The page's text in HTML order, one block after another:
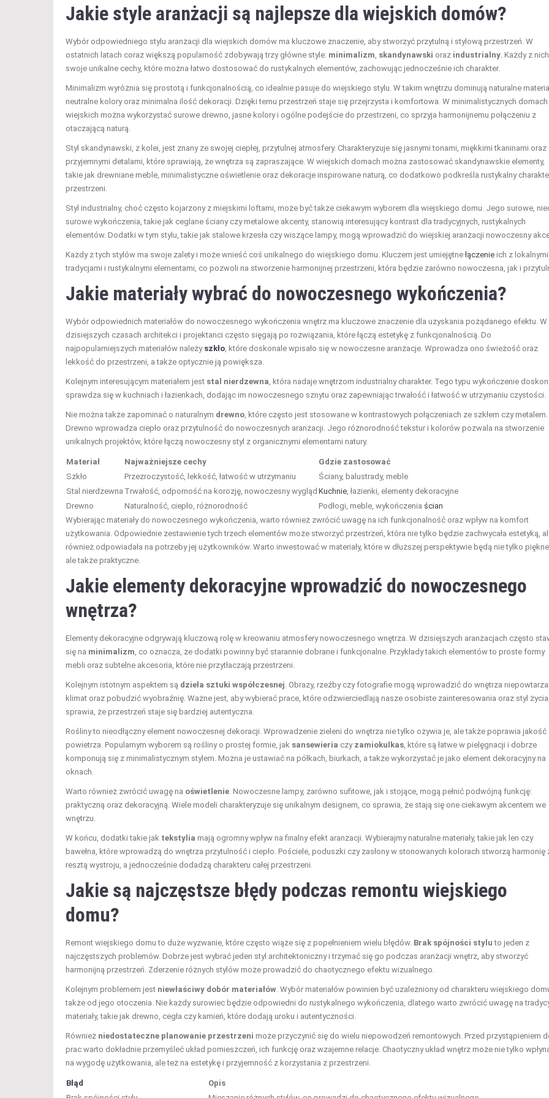
Jakie style aranżacji są najlepsze dla wiejskich domów?
Wybór odpowiedniego stylu aranżacji dla wiejskich domów ma kluczowe znaczenie, aby stworzyć przytulną i stylową przestrzeń. W
ostatnich latach coraz większą popularność zdobywają trzy główne style: minimalizm skandynawski oraz industrialny . Każdy z
swoje unikalne cechy, które można łatwo dostosować do rustykalnych elementów, zachowując jednocześnie ich charakter.
Minimalizm wyróżnia się prostotą i funkcjonalnością, co idealnie pasuje do wiejskiego stylu. W takim wnętrzu dominują naturalne
neutralne kolory oraz minimalna ilość dekoracji. Dzięki temu przestrzeń staje się przejrzysta i komfortowa. W minimalistycznych domach
wiejskich można wykorzystać surowe drewno, jasne kolory i ogólne podejście do przestrzeni, co sprzyja harmonijnemu połączeniu z
otaczającą naturą.
Styl skandynawski, z kolei, jest znany ze swojej ciepłej, przytulnej atmosfery. Charakteryzuje się jasnymi tonami, miękkimi tkaninami oraz
przyjemnymi detalami, które sprawiają, że wnętrza są zapraszające. W wiejskich domach można zastosować skandynawskie elementy,
takie jak drewniane meble, minimalistyczne oświetlenie oraz dekoracje inspirowane naturą, co dodatkowo podkreśla rustykalny
przestrzeni.
Styl industrialny, choć często kojarzony z miejskimi loftami, może być także ciekawym wyborem dla wiejskiego domu. Jego surowe,
surowe wykończenia, takie jak ceglane ściany czy metalowe akcenty, stanowią interesujący kontrast dla tradycyjnych, rustykalnych
elementów. Dodatki w tym stylu, takie jak stalowe krzesła czy wiszące lampy, mogą wprowadzić do wiejskiej aranżacji nowoczesny
Każdy z tych stylów ma swoje zalety i może wnieść coś unikalnego do wiejskiego domu. Kluczem jest umiejętne łączenie ich z lokalnymi
tradycjami i rustykalnymi elementami, co pozwoli na stworzenie harmonijnej przestrzeni, która będzie zarówno nowoczesna, jak i
Jakie materiały wybrać do nowoczesnego wykończenia?
Wybór odpowiednich materiałów do nowoczesnego wykończenia wnętrz ma kluczowe znaczenie dla uzyskania pożądanego efektu. W
dzisiejszych czasach architekci i projektanci często sięgają po rozwiązania, które łączą estetykę z funkcjonalnością. Do
najpopularniejszych materiałów należy szkło , które doskonale wpisało się w nowoczesne aranżacje. Wprowadza ono świeżość oraz
lekkość do przestrzeni, a także optycznie ją powiększa.
Kolejnym interesującym materiałem jest stal nierdzewna , która nadaje wnętrzom industrialny charakter. Tego typu wykończenie
sprawdza się w kuchniach i łazienkach, dodając im nowoczesnego sznytu oraz zapewniając trwałość i łatwość w utrzymaniu czystości.
Nie można także zapominać o naturalnym drewno , które często jest stosowane w kontrastowych połączeniach ze szkłem czy metalem.
Drewno wprowadza ciepło oraz przytulność do nowoczesnych aranżacji. Jego różnorodność tekstur i kolorów pozwala na stworzenie
unikalnych projektów, które łączą nowoczesny styl z organicznymi elementami natury.
Materiał Najważniejsze cechy
Gdzie zastosować
Szkło
Przezroczystość, lekkość, łatwość w utrzymaniu
Ściany, balustrady, meble
Stal nierdzewna Trwałość, odporność na korozję, nowoczesny wygląd Kuchnie , łazienki, elementy dekoracyjne
Drewno
Naturalność, ciepło, różnorodność Podłogi, meble, wykończenia ścian
Wybierając materiały do nowoczesnego wykończenia, warto również zwrócić uwagę na ich funkcjonalność oraz wpływ na komfort
użytkowania. Odpowiednie zestawienie tych trzech elementów może stworzyć przestrzeń, która nie tylko będzie zachwycała estetyką,
również odpowiadała na potrzeby jej użytkowników. Warto inwestować w materiały, które w dłuższej perspektywie będą nie tylko
ale także praktyczne.
Jakie elementy dekoracyjne wprowadzić do nowoczesnego
wnętrza?
Elementy dekoracyjne odgrywają kluczową rolę w kreowaniu atmosfery nowoczesnego wnętrza. W dzisiejszych aranżacjach często
się na minimalizm , co oznacza, że dodatki powinny być starannie dobrane i funkcjonalne. Przykłady takich elementów to proste formy
mebli oraz subtelne akcesoria, które nie przytłaczają przestrzeni.
Kolejnym istotnym aspektem są dzieła sztuki współczesnej . Obrazy, rzeźby czy fotografie mogą wprowadzić do wnętrza
klimat oraz pobudzić wyobraźnię. Ważne jest, aby wybierać prace, które odzwierciedlają nasze osobiste zainteresowania oraz styl
sprawia, że przestrzeń staje się bardziej autentyczna.
Rośliny to nieodłączny element nowoczesnej dekoracji. Wprowadzenie zieleni do wnętrza nie tylko ożywia je, ale także poprawia jakość
powietrza. Popularnym wyborem są rośliny o prostej formie, jak sansewieria czy zamiokulkas , które są łatwe w pielęgnacji i dobrze
komponują się z minimalistycznym stylem. Można je ustawiać na półkach, biurkach, a także wykorzystać je jako element dekoracyjny na
oknach.
Warto również zwrócić uwagę na oświetlenie . Nowoczesne lampy, zarówno sufitowe, jak i stojące, mogą pełnić podwójną funkcję:
praktyczną oraz dekoracyjną. Wiele modeli charakteryzuje się unikalnym designem, co sprawia, że stają się one ciekawym akcentem we
wnętrzu.
W końcu, dodatki takie jak tekstylia mają ogromny wpływ na finalny efekt aranżacji. Wybierajmy naturalne materiały, takie jak len czy
bawełna, które wprowadzą do wnętrza przytulność i ciepło. Pościele, poduszki czy zasłony w stonowanych kolorach stworzą harmonię
resztą wystroju, a jednocześnie dodadzą charakteru całej przestrzeni.
Jakie są najczęstsze błędy podczas remontu wiejskiego
domu?
Remont wiejskiego domu to duże wyzwanie, które często wiąże się z popełnieniem wielu błędów. Brak spójności stylu to jeden z
najczęstszych problemów. Dobrze jest wybrać jeden styl architektoniczny i trzymać się go podczas aranżacji wnętrz, aby stworzyć
harmonijną przestrzeń. Zderzenie różnych stylów może prowadzić do chaotycznego efektu wizualnego.
Kolejnym problemem jest niewłaściwy dobór materiałów . Wybór materiałów powinien być uzależniony od charakteru wiejskiego
także od jego otoczenia. Nie każdy surowiec będzie odpowiedni do rustykalnego wykończenia, dlatego warto zwrócić uwagę na
materiały, takie jak drewno, cegła czy kamień, które dodają uroku i autentyczności.
Również niedostateczne planowanie przestrzeni może przyczynić się do wielu niepowodzeń remontowych. Przed przystąpieniem
prac warto dokładnie przemyśleć układ pomieszczeń, ich funkcję oraz wzajemne relacje. Chaotyczny układ wnętrz może nie tylko
na wygodę użytkowania, ale też na estetykę i przyjemność z korzystania z przestrzeni.
Błąd
Opis